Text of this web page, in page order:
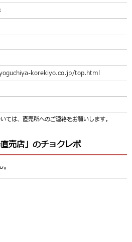
korekiyo.co.jp/top.html
は、直売所へのご連絡をお願いします。
売店」のチョクレポ